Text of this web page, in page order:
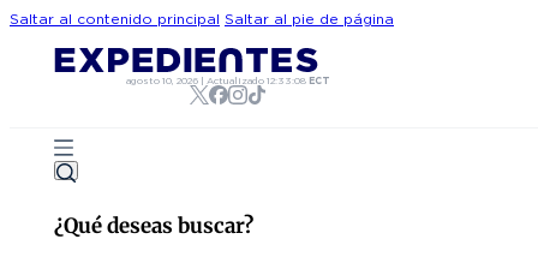
Saltar al contenido principal Saltar al pie de página
agosto 10, 2026 |Actualizado12:33:08 ECT
¿Qué deseas buscar?